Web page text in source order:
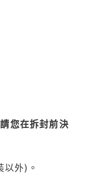
您在拆封前決
外)。